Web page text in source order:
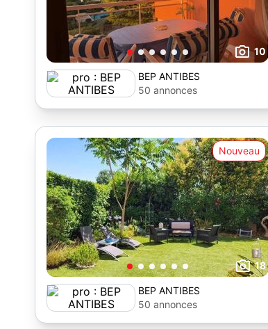
10
BEP ANTIBES
50 annonces
Nouveau
18
BEP ANTIBES
50 annonces